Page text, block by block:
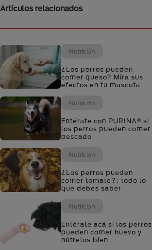
Artículos relacionados
Nutrición
¿Los perros pueden
comer queso? Mira sus
efectos en tu mascota
Nutrición
Entérate con PURINA® si
los perros pueden comer
pescado
Nutrición
¿Los perros pueden
comer tomate?: todo lo
que debes saber
Nutrición
Entérate acá si los perros
pueden comer huevo y
nútrelos bien